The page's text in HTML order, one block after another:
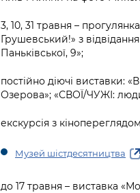
3, 10, 31 травня –
Грушевський!» з
Паньківської, 9»;
постійно діючі
Озерова»; «СВОЇ/ЧУЖІ:
екскурсія з
Музей шістдесятництва
до 17 травня – виставка